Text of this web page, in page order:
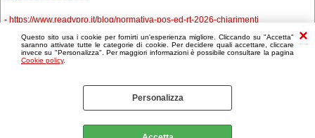
Questo sito usa i cookie per fornirti un'esperienza migliore. Cliccando su "Accetta"
saranno attivate tutte le categorie di cookie. Per decidere quali accettare, cliccare
invece su "Personalizza". Per maggiori informazioni è possibile consultare la pagina
Cookie policy.
Personalizza
- https://www.readypro.it/blog/normativa-pos-ed-rt-2026-chiarimenti